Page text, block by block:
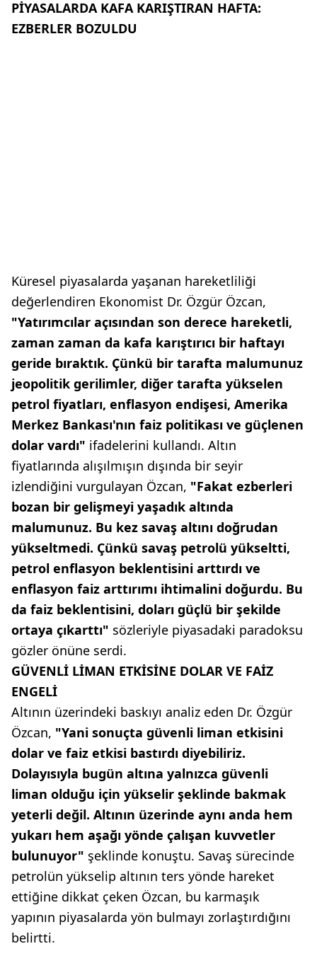
PİYASALARDA KAFA KARIŞTIRAN HAFTA:
EZBERLER BOZULDU
Küresel piyasalarda yaşanan hareketliliği
değerlendiren Ekonomist Dr. Özgür Özcan,
"Yatırımcılar açısından son derece hareketli,
zaman zaman da kafa karıştırıcı bir haftayı
geride bıraktık. Çünkü bir tarafta malumunuz
jeopolitik gerilimler, diğer tarafta yükselen
petrol fiyatları, enflasyon endişesi, Amerika
Merkez Bankası'nın faiz politikası ve güçlenen
dolar vardı" ifadelerini kullandı. Altın
fiyatlarında alışılmışın dışında bir seyir
izlendiğini vurgulayan Özcan, "Fakat ezberleri
bozan bir gelişmeyi yaşadık altında
malumunuz. Bu kez savaş altını doğrudan
yükseltmedi. Çünkü savaş petrolü yükseltti,
petrol enflasyon beklentisini arttırdı ve
enflasyon faiz arttırımı ihtimalini doğurdu. Bu
da faiz beklentisini, doları güçlü bir şekilde
ortaya çıkarttı" sözleriyle piyasadaki paradoksu
gözler önüne serdi.
GÜVENLİ LİMAN ETKİSİNE DOLAR VE FAİZ
ENGELİ
Altının üzerindeki baskıyı analiz eden Dr. Özgür
Özcan, "Yani sonuçta güvenli liman etkisini
dolar ve faiz etkisi bastırdı diyebiliriz.
Dolayısıyla bugün altına yalnızca güvenli
liman olduğu için yükselir şeklinde bakmak
yeterli değil. Altının üzerinde aynı anda hem
yukarı hem aşağı yönde çalışan kuvvetler
bulunuyor" şeklinde konuştu. Savaş sürecinde
petrolün yükselip altının ters yönde hareket
ettiğine dikkat çeken Özcan, bu karmaşık
yapının piyasalarda yön bulmayı zorlaştırdığını
belirtti.